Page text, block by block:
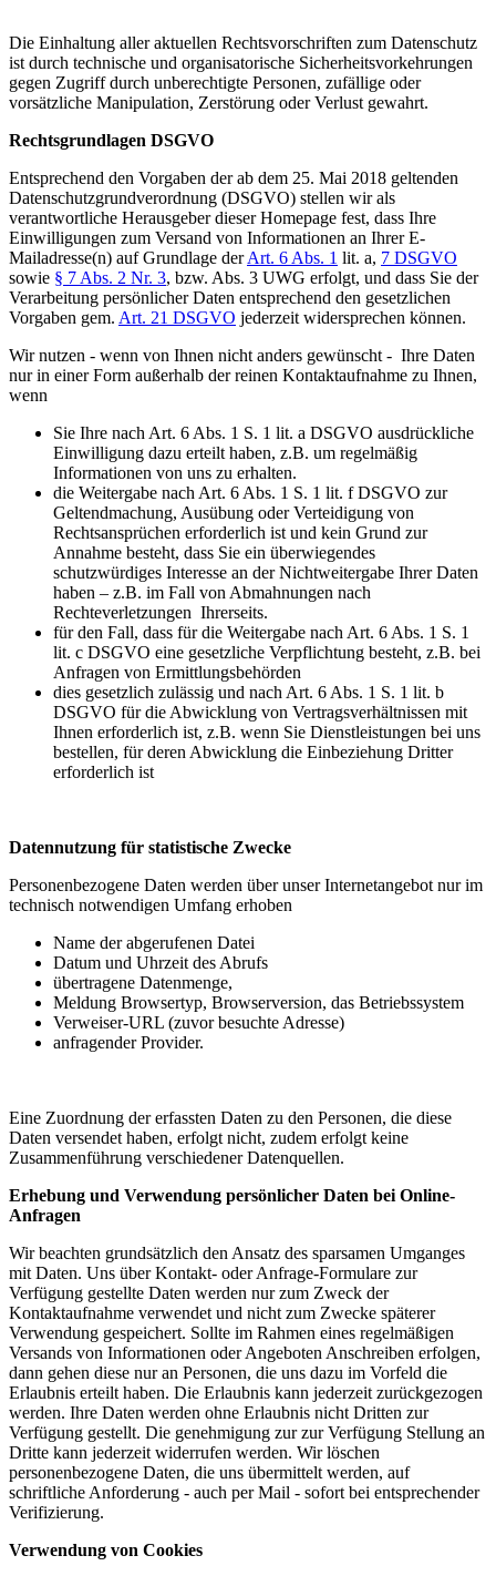
Die Einhaltung aller aktuellen Rechtsvorschriften zum Datenschutz
ist durch technische und organisatorische Sicherheitsvorkehrungen
gegen Zugriff durch unberechtigte Personen, zufällige oder
vorsätzliche Manipulation, Zerstörung oder Verlust gewahrt.
Rechtsgrundlagen DSGVO
Entsprechend den Vorgaben der ab dem 25. Mai 2018 geltenden
Datenschutzgrundverordnung (DSGVO) stellen wir als
verantwortliche Herausgeber dieser Homepage fest, dass Ihre
Einwilligungen zum Versand von Informationen an Ihrer E-
Mailadresse(n) auf Grundlage derArt. 6 Abs. 1 lit. a, 7 DSGVO
sowie § 7 Abs. 2 Nr. 3, bzw. Abs. 3 UWG erfolgt, und dass Sie der
Verarbeitung persönlicher Daten entsprechend den gesetzlichen
Vorgaben gem. Art. 21 DSGVO jederzeit widersprechen können.
Wir nutzen - wenn von Ihnen nicht anders gewünscht - Ihre Daten
nur in einer Form außerhalb der reinen Kontaktaufnahme zu Ihnen,
wenn
Sie Ihre nach Art. 6 Abs. 1 S. 1 lit. a DSGVO ausdrückliche
Einwilligung dazu erteilt haben, z.B. um regelmäßig
Informationen von uns zu erhalten.
die Weitergabe nach Art. 6 Abs. 1 S. 1 lit. f DSGVO zur
Geltendmachung, Ausübung oder Verteidigung von
Rechtsansprüchen erforderlich ist und kein Grund zur
Annahme besteht, dass Sie ein überwiegendes
schutzwürdiges Interesse an der Nichtweitergabe Ihrer Daten
haben – z.B. im Fall von Abmahnungen nach
Rechteverletzungen Ihrerseits.
für den Fall, dass für die Weitergabe nach Art. 6 Abs. 1 S. 1
lit. c DSGVO eine gesetzliche Verpflichtung besteht, z.B. bei
Anfragen von Ermittlungsbehörden
dies gesetzlich zulässig und nach Art. 6 Abs. 1 S. 1 lit. b
DSGVO für die Abwicklung von Vertragsverhältnissen mit
Ihnen erforderlich ist, z.B. wenn Sie Dienstleistungen bei uns
bestellen, für deren Abwicklung die Einbeziehung Dritter
erforderlich ist
Datennutzung für statistische Zwecke
Personenbezogene Daten werden über unser Internetangebot nur im
technisch notwendigen Umfang erhoben
Name der abgerufenen Datei
Datum und Uhrzeit des Abrufs
übertragene Datenmenge,
Meldung Browsertyp, Browserversion, das Betriebssystem
Verweiser-URL (zuvor besuchte Adresse)
anfragender Provider.
Eine Zuordnung der erfassten Daten zu den Personen, die diese
Daten versendet haben, erfolgt nicht, zudem erfolgt keine
Zusammenführung verschiedener Datenquellen.
Erhebung und Verwendung persönlicher Daten bei Online-
Anfragen
Wir beachten grundsätzlich den Ansatz des sparsamen Umganges
mit Daten. Uns über Kontakt- oder Anfrage-Formulare zur
Verfügung gestellte Daten werden nur zum Zweck der
Kontaktaufnahme verwendet und nicht zum Zwecke späterer
Verwendung gespeichert. Sollte im Rahmen eines regelmäßigen
Versands von Informationen oder Angeboten Anschreiben erfolgen,
dann gehen diese nur an Personen, die uns dazu im Vorfeld die
Erlaubnis erteilt haben. Die Erlaubnis kann jederzeit zurückgezogen
werden. Ihre Daten werden ohne Erlaubnis nicht Dritten zur
Verfügung gestellt. Die genehmigung zur zur Verfügung Stellung an
Dritte kann jederzeit widerrufen werden. Wir löschen
personenbezogene Daten, die uns übermittelt werden, auf
schriftliche Anforderung - auch per Mail - sofort bei entsprechender
Verifizierung.
Verwendung von Cookies